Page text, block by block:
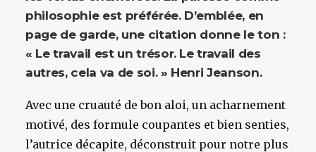
philosophie est préférée. D’emblée, en
page de garde, une citation donne le ton :
« Le travail est un trésor. Le travail des
autres, cela va de soi. » Henri Jeanson.
Avec une cruauté de bon aloi, un acharnement
motivé, des formule coupantes et bien senties,
l’autrice décapite, déconstruit pour notre plus